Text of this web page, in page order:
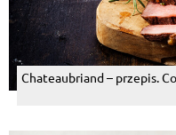
Chateaubriand – przepis.